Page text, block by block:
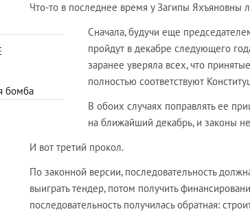
Что-то в последнее время у Загипы Яхъяновны
бомба
Сначала, будучи еще
пройдут в декабре следующего
заранее уверяла всех, что
полностью соответствуют
В обоих случаях поправлять ее
на ближайший декабрь, и законы
И вот третий прокол.
По законной версии, последовательность
выиграть тендер, потом получить
последовательность получилась обратная: